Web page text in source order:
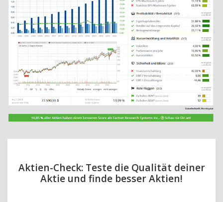
Aktien-Check: Teste die Qualität deiner
Aktie und finde besser Aktien!